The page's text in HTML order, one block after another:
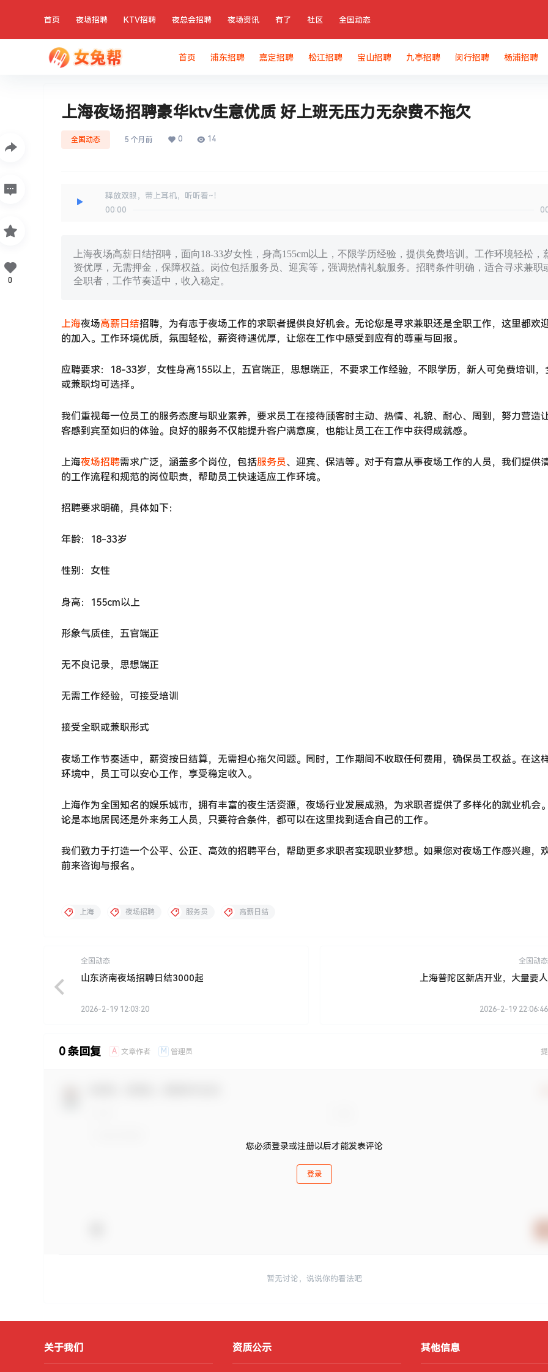
首页 夜场招聘 KTV招聘 夜总会招聘 夜场资讯 有了 社区 全国动态
首页 浦东招聘 嘉定招聘 松江招聘 宝山招聘 九亭招聘 闵行招聘 杨浦招聘
上海夜场招聘豪华ktv生意优质 好上班无压力无杂费不拖欠
全国动态 5 个月前 0 14
释放双眼，带上耳机，听听看~！
00:00
上海夜场高薪日结招聘，面向18-33岁女性，身高155cm以上，不限学历经验，提供免费培训。工作环境轻松，
资优厚，无需押金，保障权益。岗位包括服务员、迎宾等，强调热情礼貌服务。招聘条件明确，适合寻求兼职
全职者，工作节奏适中，收入稳定。
上海夜场高薪日结招聘，为有志于夜场工作的求职者提供良好机会。无论您是寻求兼职还是全职工作，这里都欢
的加入。工作环境优质，氛围轻松，薪资待遇优厚，让您在工作中感受到应有的尊重与回报。
应聘要求：18-33岁，女性身高155以上，五官端正，思想端正，不要求工作经验，不限学历，新人可免费培训，
或兼职均可选择。
我们重视每一位员工的服务态度与职业素养，要求员工在接待顾客时主动、热情、礼貌、耐心、周到，努力营造
客感到宾至如归的体验。良好的服务不仅能提升客户满意度，也能让员工在工作中获得成就感。
上海夜场招聘需求广泛，涵盖多个岗位，包括服务员、迎宾、保洁等。对于有意从事夜场工作的人员，我们提供
的工作流程和规范的岗位职责，帮助员工快速适应工作环境。
招聘要求明确，具体如下：
年龄：18-33岁
性别：女性
身高：155cm以上
形象气质佳，五官端正
无不良记录，思想端正
无需工作经验，可接受培训
接受全职或兼职形式
夜场工作节奏适中，薪资按日结算，无需担心拖欠问题。同时，工作期间不收取任何费用，确保员工权益。在这
环境中，员工可以安心工作，享受稳定收入。
上海作为全国知名的娱乐城市，拥有丰富的夜生活资源，夜场行业发展成熟，为求职者提供了多样化的就业机会
论是本地居民还是外来务工人员，只要符合条件，都可以在这里找到适合自己的工作。
我们致力于打造一个公平、公正、高效的招聘平台，帮助更多求职者实现职业梦想。如果您对夜场工作感兴趣，
前来咨询与报名。
0
上海 夜场招聘 服务员 高薪日结
全国动态
山东济南夜场招聘日结3000起
2026-2-19 12:03:20
全国动态
上海普陀区新店开业，大量要人
2026-2-19 22:06:46
0 条回复 A 文章作者 M 管理员
您必须登录或注册以后才能发表评论
登录
暂无讨论，说说你的看法吧
关于我们 资质公示 其他信息